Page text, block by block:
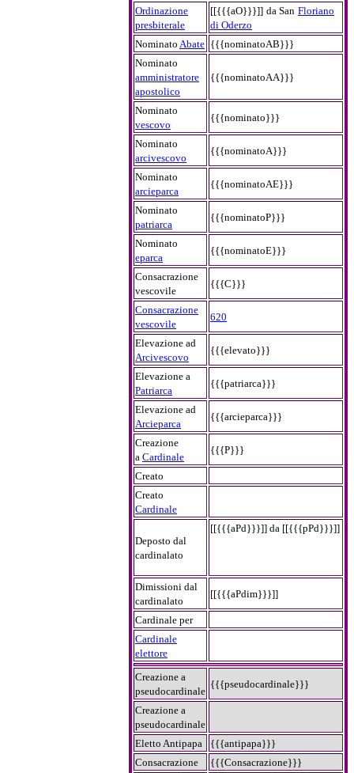
Ordinazione
presbiterale
[[{{{aO}}}]] da San Floriano
di Oderzo
Nominato Abate {{{nominatoAB}}}
Nominato
amministratore
apostolico
{{{nominatoAA}}}
Nominato
vescovo
{{{nominato}}}
Nominato
arcivescovo
{{{nominatoA}}}
Nominato
arcieparca
{{{nominatoAE}}}
Nominato
patriarca
{{{nominatoP}}}
Nominato
eparca
{{{nominatoE}}}
Consacrazione
vescovile
{{{C}}}
Consacrazione
vescovile
620
Elevazione ad
Arcivescovo
{{{elevato}}}
Elevazione a
Patriarca
{{{patriarca}}}
Elevazione ad
Arcieparca
{{{arcieparca}}}
Creazione
a Cardinale
{{{P}}}
Creato
Creato
Cardinale
Deposto dal
cardinalato
[[{{{aPd}}}]] da [[{{{pPd}}}]]
Dimissioni dal
cardinalato
[[{{{aPdim}}}]]
Cardinale per
Cardinale
elettore
Creazione a
pseudocardinale
{{{pseudocardinale}}}
Creazione a
pseudocardinale
Eletto Antipapa
{{{antipapa}}}
Consacrazione
{{{Consacrazione}}}